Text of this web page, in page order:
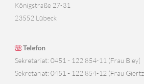
Königstraße 27-31
23552 Lübeck
Telefon
Sekretariat: 0451 - 122 854-11 (Frau Bley)
Sekretariat: 0451 - 122 854-12 (Frau